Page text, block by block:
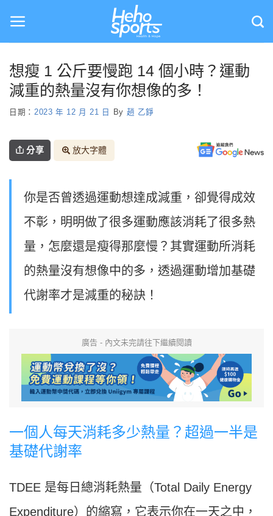
content
想瘦 1 公斤要慢跑 14 個小時？運動
減重的熱量沒有你想像的多！
日期： 2023 年 12 月 21 日 By 趙 乙錚
分享 放大字體
你是否曾透過運動想達成減重，卻覺得成效
不彰，明明做了很多運動應該消耗了很多熱
量，怎麼還是瘦得那麼慢？其實運動所消耗
的熱量沒有想像中的多，透過運動增加基礎
代謝率才是減重的秘訣！
廣告 - 內文未完請往下繼續閱讀
一個人每天消耗多少熱量？超過一半是
基礎代謝率
TDEE 是每日總消耗熱量（Total Daily Energy
Expenditure）的縮寫，它表示你在一天之中，